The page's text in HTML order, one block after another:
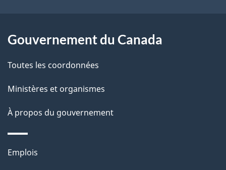
l
p
a
g
e
Gouvernement du Canada
Toutes les coordonnées
Ministères et organismes
À propos du gouvernement
Thèmes
Emplois